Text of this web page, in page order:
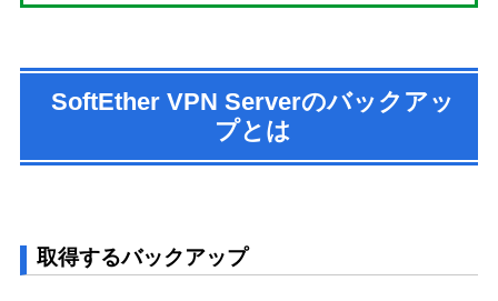
SoftEther VPN Serverのバックアッ
プとは
取得するバックアップ